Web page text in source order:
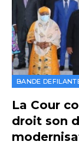
BANDE
La Cour
droit son